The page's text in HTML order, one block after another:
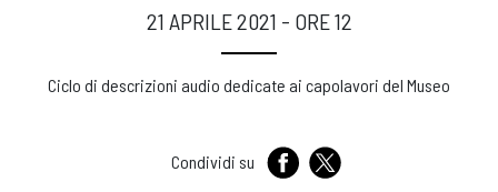
21 APRILE 2021 - ORE 12
Ciclo di descrizioni audio dedicate ai capolavori del Museo
Condividi su